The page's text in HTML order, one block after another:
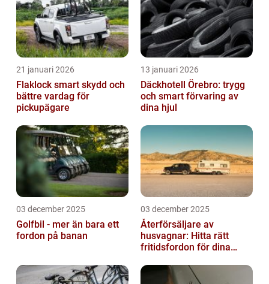
21 januari 2026
Flaklock smart skydd och
bättre vardag för
pickupägare
13 januari 2026
Däckhotell Örebro: trygg
och smart förvaring av
dina hjul
03 december 2025
Golfbil - mer än bara ett
fordon på banan
03 december 2025
Återförsäljare av
husvagnar: Hitta rätt
fritidsfordon för dina